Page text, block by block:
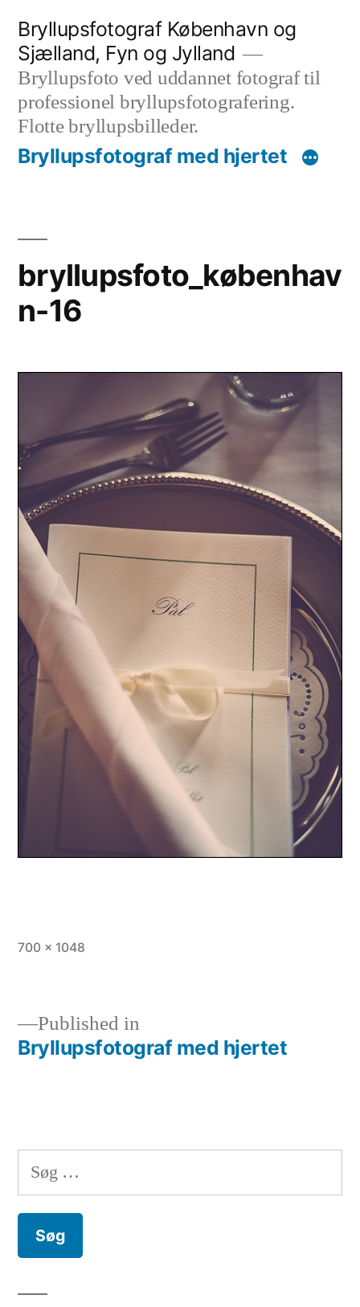
indhold
Bryllupsfotograf København og
Sjælland, Fyn og Jylland
Bryllupsfoto ved uddannet fotograf til
professionel bryllupsfotografering.
Flotte bryllupsbilleder.
Bryllupsfotograf med hjertet
bryllupsfoto_københav
n-16
Full
700 × 1048
Indlægsnavigation
Published in
Bryllupsfotograf med hjertet
Søg
efter: